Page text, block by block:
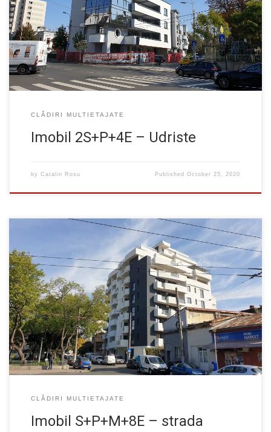
o cladire cu structura in cadre din beton armat avand ca
particularitate console generoase spre strada, cca. 2.50m.
Proiectant arhitectura: Arh. Cristian Nicolae – Arhitect Studio CN
Srl. Proiectant […]
CLĂDIRI MULTIETAJATE
Imobil 2S+P+4E – Udriste
by Catalin Rosu PublishedOctober 25, 2020
Un imobil cu regim de inaltime S+P+M+8E avand etajele 5, 6, 7 si
8 retrase, situat la intersectia strazilor Budila cu Tepes Voda.
Structura duala cu pereti si stalpi din beton armat. Provocarea
proiectului a fost data de forma poligonala care a necesita o
dimensionare minutioasa a structurii de rezistenta […]
CLĂDIRI MULTIETAJATE
Imobil S+P+M+8E – strada